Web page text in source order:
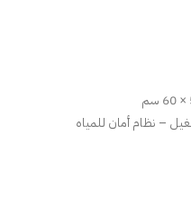
– نظام أمان للمياه